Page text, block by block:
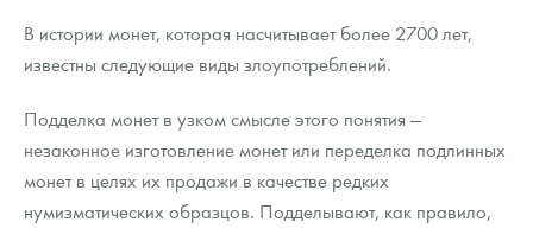
В истории монет, которая насчитывает более 2700 лет,
известны следующие виды злоупотреблений.
Подделка монет в узком смысле этого понятия —
незаконное изготовление монет или переделка подлинных
монет в целях их продажи в качестве редких
нумизматических образцов. Подделывают, как правило,